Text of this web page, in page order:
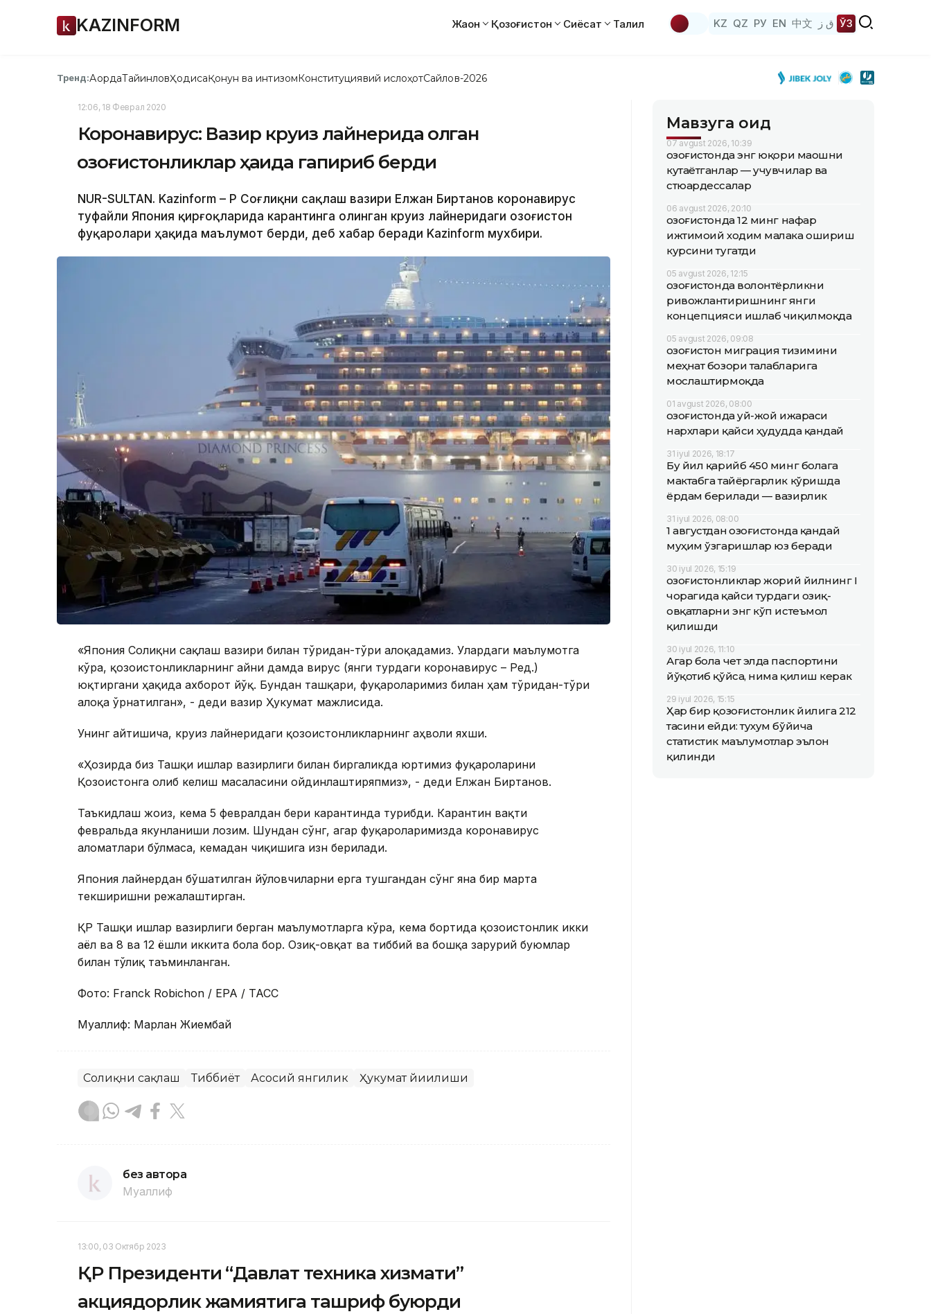
KAZINFORM Жаҳон Қозоғистон Сиёсат Таҳлил KZ QZ РУ EN 中文 ق ز ЎЗ
Тренд:АқордаТайинловҲодисаҚонун ва интизомКонституциявий ислоҳотСайлов-2026
12:06, 18 Феврал 2020
Коронавирус: Вазир круиз лайнерида қолган
қозоғистонликлар ҳақида гапириб берди
NUR-SULTAN. Kazinform – ҚР Соғлиқни сақлаш вазири Елжан Биртанов коронавирус
туфайли Япония қирғоқларида карантинга олинган круиз лайнеридаги Қозоғистон
фуқаролари ҳақида маълумот берди, деб хабар беради Kazinform мухбири.
«Япония Соғлиқни сақлаш вазири билан тўғридан-тўғри алоқадамиз. Улардаги маълумотга
кўра, қозоғистонликларнинг айни дамда вирус (янги турдаги коронавирус – Ред.)
юқтиргани ҳақида ахборот йўқ. Бундан ташқари, фуқароларимиз билан ҳам тўғридан-тўғри
алоқа ўрнатилган», - деди вазир Ҳукумат мажлисида.
Унинг айтишича, круиз лайнеридаги қозоғистонликларнинг аҳволи яхши.
«Ҳозирда биз Ташқи ишлар вазирлиги билан биргаликда юртимиз фуқароларини
Қозоғистонга олиб келиш масаласини ойдинлаштиряпмиз», - деди Елжан Биртанов.
Таъкидлаш жоиз, кема 5 февралдан бери карантинда турибди. Карантин вақти
февральда якунланиши лозим. Шундан сўнг, агар фуқароларимизда коронавирус
аломатлари бўлмаса, кемадан чиқишига изн берилади.
Япония лайнердан бўшатилган йўловчиларни ерга тушгандан сўнг яна бир марта
текширишни режалаштирган.
ҚР Ташқи ишлар вазирлиги берган маълумотларга кўра, кема бортида қозоғистонлик икки
аёл ва 8 ва 12 ёшли иккита бола бор. Озиқ-овқат ва тиббий ва бошқа зарурий буюмлар
билан тўлиқ таъминланган.
Фото: Franck Robichon / EPA / ТАСС
Муаллиф: Марлан Жиембай
Соғлиқни сақлаш Тиббиёт Асосий янгилик Ҳукумат йиғилиши
без автора
Муаллиф
13:00, 03 Октябр 2023
ҚР Президенти “Давлат техника хизмати”
акциядорлик жамиятига ташриф буюрди
Мавзуга оид
07 avgust 2026, 10:39
Қозоғистонда энг юқори маошни
кутаётганлар — учувчилар ва
стюардессалар
06 avgust 2026, 20:10
Қозоғистонда 12 минг нафар
ижтимоий ходим малака ошириш
курсини тугатди
05 avgust 2026, 12:15
Қозоғистонда волонтёрликни
ривожлантиришнинг янги
концепцияси ишлаб чиқилмоқда
05 avgust 2026, 09:08
Қозоғистон миграция тизимини
меҳнат бозори талабларига
мослаштирмоқда
01 avgust 2026, 08:00
Қозоғистонда уй-жой ижараси
нархлари қайси ҳудудда қандай
31 iyul 2026, 18:17
Бу йил қарийб 450 минг болага
мактабга тайёргарлик кўришда
ёрдам берилади — вазирлик
31 iyul 2026, 08:00
1 августдан Қозоғистонда қандай
муҳим ўзгаришлар юз беради
30 iyul 2026, 15:19
Қозоғистонликлар жорий йилнинг I
чорагида қайси турдаги озиқ-
овқатларни энг кўп истеъмол
қилишди
30 iyul 2026, 11:10
Агар бола чет элда паспортини
йўқотиб қўйса, нима қилиш керак
29 iyul 2026, 15:15
Ҳар бир қозоғистонлик йилига 212
тасини ейди: тухум бўйича
статистик маълумотлар эълон
қилинди